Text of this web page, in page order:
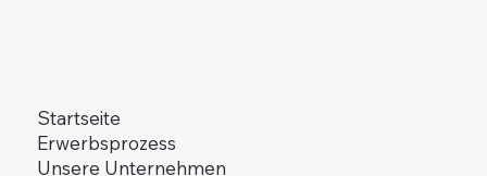
Startseite
Erwerbsprozess
Unsere Unternehmen